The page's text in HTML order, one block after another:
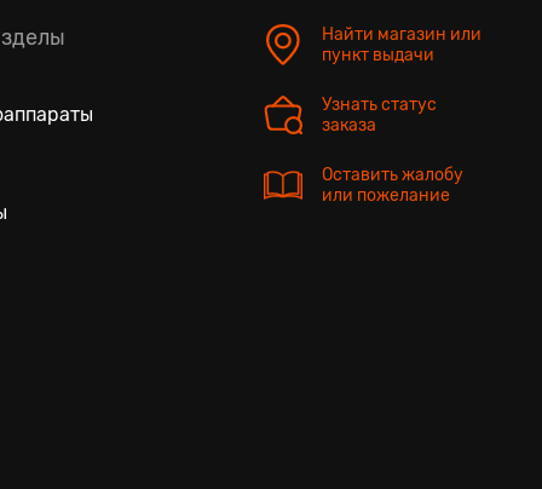
Найти магазин или
пункт выдачи
Узнать статус
заказа
Оставить жалобу
или пожелание